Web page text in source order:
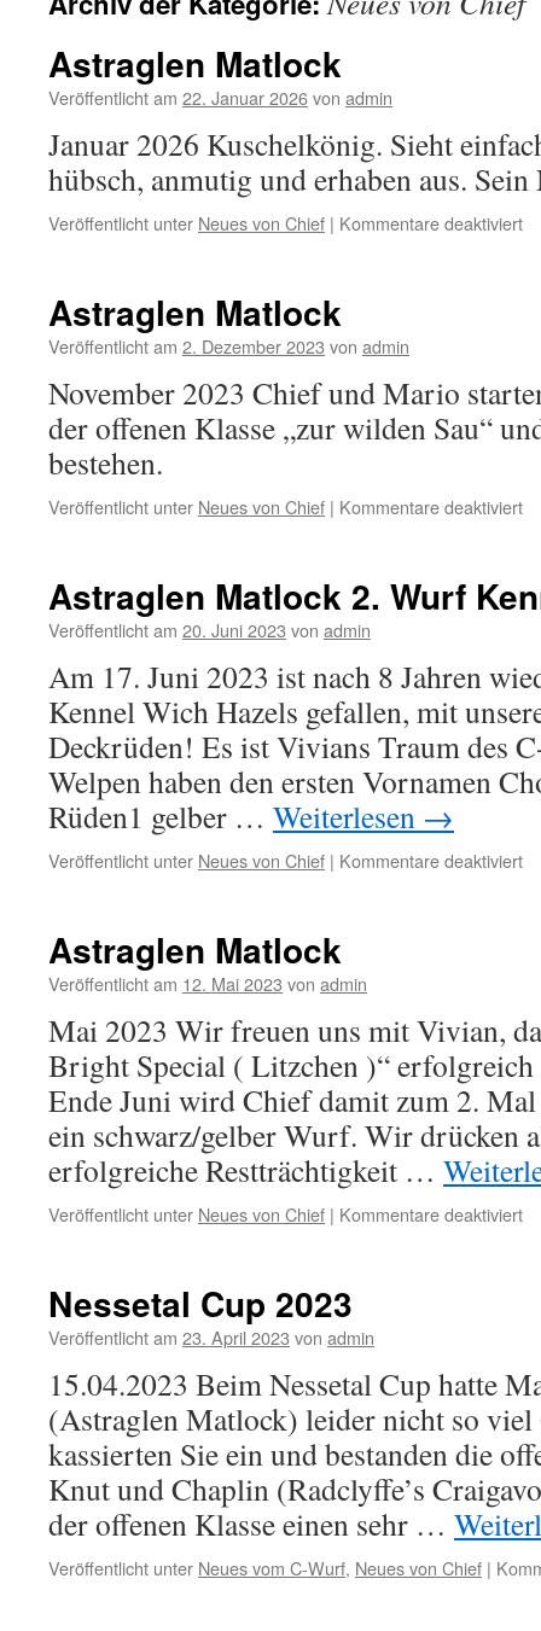
Astraglen Matlock
Veröffentlicht am 22. Januar 2026von admin
Januar 2026 Kuschelkönig. Sieht
hübsch, anmutig und erhaben aus.
Veröffentlicht unter Neues von Chief | Kommentare deaktiviertfür
Astraglen Matlock
Veröffentlicht am 2. Dezember 2023 von admin
November 2023 Chief und Mario
der offenen Klasse „zur wilden Sau“
bestehen.
Veröffentlicht unter Neues von Chief | Kommentare deaktiviertfür
Astraglen Matlock 2. Wurf
Veröffentlicht am 20. Juni 2023 von admin
Am 17. Juni 2023 ist nach 8 Jahren
Kennel Wich Hazels gefallen, mit
Deckrüden! Es ist Vivians Traum des
Welpen haben den ersten Vornamen
Rüden1 gelber … Weiterlesen →
Veröffentlicht unter Neues von Chief | Kommentare deaktiviertfür
Astraglen Matlock
Veröffentlicht am 12. Mai 2023 von admin
Mai 2023 Wir freuen uns mit Vivian,
Bright Special ( Litzchen )“ erfolgreich
Ende Juni wird Chief damit zum 2.
ein schwarz/gelber Wurf. Wir drücken
erfolgreiche Restträchtigkeit …
Veröffentlicht unter Neues von Chief | Kommentare deaktiviertfür
Nessetal Cup 2023
Veröffentlicht am 23. April 2023 von admin
15.04.2023 Beim Nessetal Cup hatte
(Astraglen Matlock) leider nicht so
kassierten Sie ein und bestanden die
Knut und Chaplin (Radclyffe’s
der offenen Klasse einen sehr …
Veröffentlicht unter Neues vom C-Wurf, Neues von Chief |